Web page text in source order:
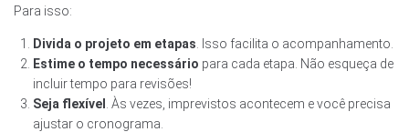
Para isso:
Divida o projeto em etapas . Isso facilita o acompanhamento.
Estime o tempo necessário para cada etapa. Não esqueça de
incluir tempo para revisões!
Seja flexível
. Às vezes, imprevistos acontecem e você precisa
ajustar o cronograma.